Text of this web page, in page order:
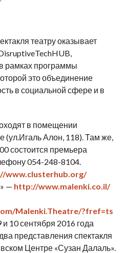
театру оказывает
рамках программы
это объединение
в социальной сфере и в
в помещении
(ул.Игаль Алон, 118). Там же,
состоится премьера
054-248-8104.
www.clusterhub.org/
— http://www.malenki.co.il/
Malenki.Theatre/?fref=ts
10 сентября 2016 года
представления спектакля
Центре «Сузан Далаль».